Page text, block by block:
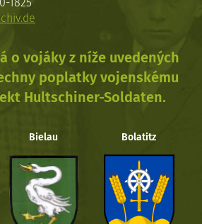
o vojáky z níže uvedených
poplatky vojenskému
Hultschiner-Soldaten.
Bielau Bolatitz